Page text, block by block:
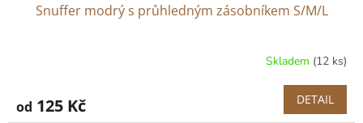
Snuffer modrý s průhledným zásobníkem S/M/L
Skladem (12 ks)
od 125 Kč DETAIL